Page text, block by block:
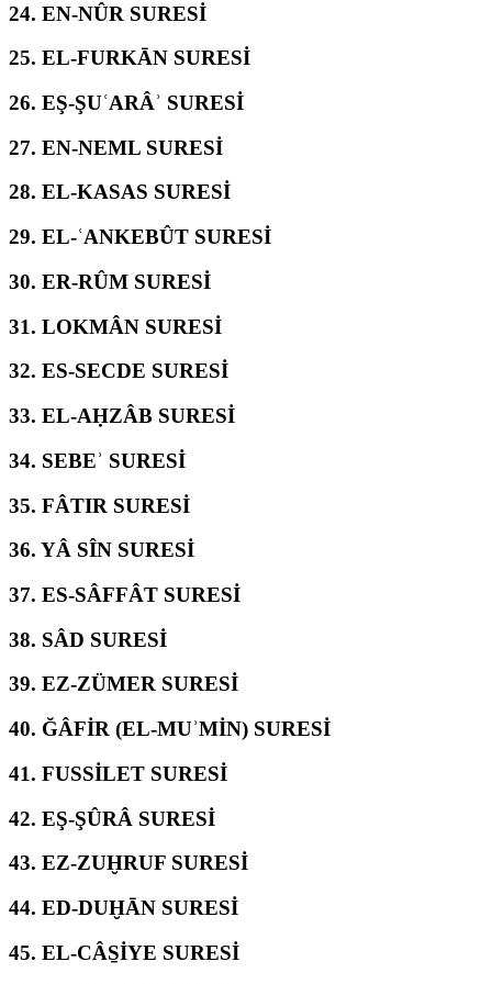
24. EN-NÛR SURESİ
25. EL-FURKĀN SURESİ
26. EŞ-ŞUʿARÂʾ SURESİ
27. EN-NEML SURESİ
28. EL-KASAS SURESİ
29. EL-ʿANKEBÛT SURESİ
30. ER-RÛM SURESİ
31. LOKMÂN SURESİ
32. ES-SECDE SURESİ
33. EL-AḤZÂB SURESİ
34. SEBEʾ SURESİ
35. FÂTIR SURESİ
36. YÂ SÎN SURESİ
37. ES-SÂFFÂT SURESİ
38. SÂD SURESİ
39. EZ-ZÜMER SURESİ
40. ĞÂFİR (EL-MUʾMİN) SURESİ
41. FUSSİLET SURESİ
42. EŞ-ŞÛRÂ SURESİ
43. EZ-ZUḪRUF SURESİ
44. ED-DUḪĀN SURESİ
45. EL-CÂS̱İYE SURESİ